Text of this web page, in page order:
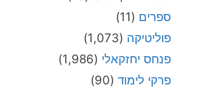
ספרים (11)
פוליטיקה (1,073)
פנחס יחזקאלי (1,986)
פרקי לימוד (90)